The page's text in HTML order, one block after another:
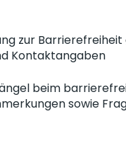
zur
Kontaktangaben
beim
sowie